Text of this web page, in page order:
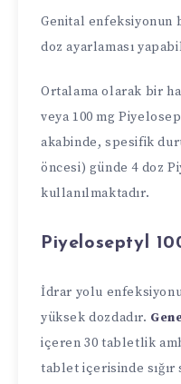
Genital enfeksiyonun
doz ayarlaması
Ortalama olarak bir
veya 100 mg
akabinde, spesifik
öncesi) günde 4 doz
kullanılmaktadır.
Piyeloseptyl
İdrar yolu
yüksek dozdadır.
içeren 30 tabletlik
tablet içerisinde